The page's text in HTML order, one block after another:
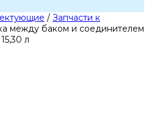
/ Запчасти к
между баком и соединителем
л